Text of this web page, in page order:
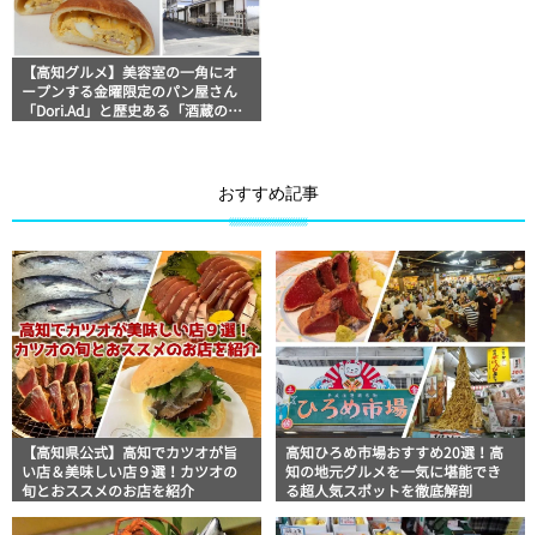
【高知グルメ】美容室の一角にオ
ープンする金曜限定のパン屋さん
「Dori.Ad」と歴史ある「酒蔵の
おすすめ記事
【高知県公式】高知でカツオが旨
い店＆美味しい店９選！カツオの
旬とおススメのお店を紹介
高知ひろめ市場おすすめ20選！高
知の地元グルメを一気に堪能でき
る超人気スポットを徹底解剖